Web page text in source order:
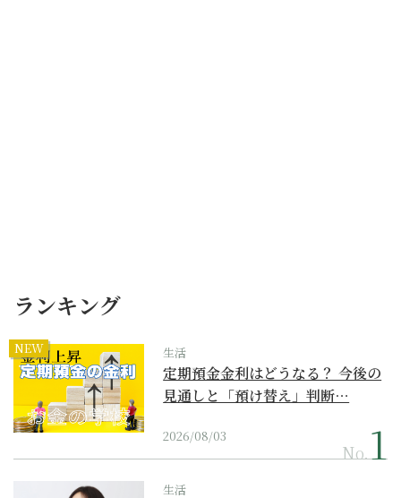
ランキング
NEW 生活
定期預金金利はどうなる？ 今後の
見通しと「預け替え」判断…
2026/08/03
No.
生活